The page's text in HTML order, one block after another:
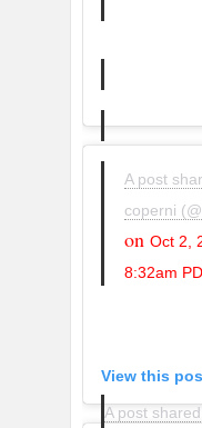
A post
coperni
on Oct 2,
8:32am
View this